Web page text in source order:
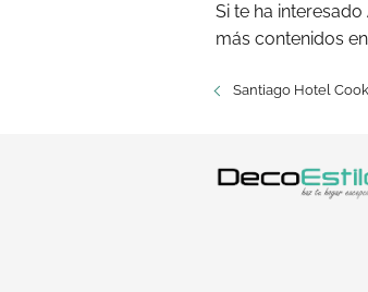
Si te ha interesado
más contenidos
Santiago Hotel